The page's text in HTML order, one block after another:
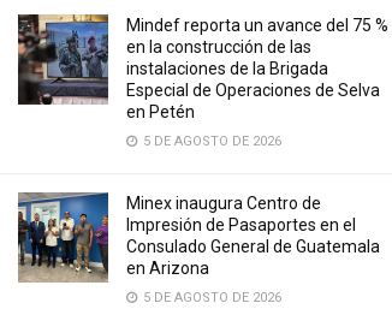
Mindef reporta un avance del 75 %
en la construcción de las
instalaciones de la Brigada
Especial de Operaciones de Selva
en Petén
5 DE AGOSTO DE 2026
Minex inaugura Centro de
Impresión de Pasaportes en el
Consulado General de Guatemala
en Arizona
5 DE AGOSTO DE 2026